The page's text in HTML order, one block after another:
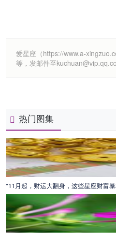
爱星座（https://www.a-
等，发邮件至
热门图集
"11月起，财运大翻身，这些星座财富